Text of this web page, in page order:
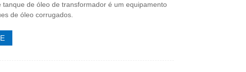
de óleo de transformador é um equipamento
de óleo corrugados.